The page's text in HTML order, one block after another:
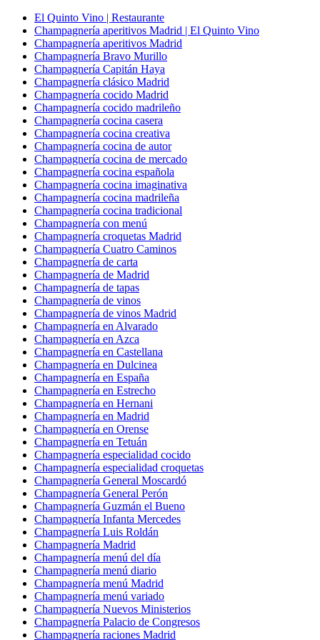
El Quinto Vino | Restaurante
Champagnería aperitivos Madrid | El Quinto Vino
Champagnería aperitivos Madrid
Champagnería Bravo Murillo
Champagnería Capitán Haya
Champagnería clásico Madrid
Champagnería cocido Madrid
Champagnería cocido madrileño
Champagnería cocina casera
Champagnería cocina creativa
Champagnería cocina de autor
Champagnería cocina de mercado
Champagnería cocina española
Champagnería cocina imaginativa
Champagnería cocina madrileña
Champagnería cocina tradicional
Champagnería con menú
Champagnería croquetas Madrid
Champagnería Cuatro Caminos
Champagnería de carta
Champagnería de Madrid
Champagnería de tapas
Champagnería de vinos
Champagnería de vinos Madrid
Champagnería en Alvarado
Champagnería en Azca
Champagnería en Castellana
Champagnería en Dulcinea
Champagnería en España
Champagnería en Estrecho
Champagnería en Hernani
Champagnería en Madrid
Champagnería en Orense
Champagnería en Tetuán
Champagnería especialidad cocido
Champagnería especialidad croquetas
Champagnería General Moscardó
Champagnería General Perón
Champagnería Guzmán el Bueno
Champagnería Infanta Mercedes
Champagnería Luis Roldán
Champagnería Madrid
Champagnería menú del día
Champagnería menú diario
Champagnería menú Madrid
Champagnería menú variado
Champagnería Nuevos Ministerios
Champagnería Palacio de Congresos
Champagnería raciones Madrid